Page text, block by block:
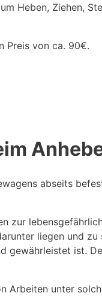
Heben, Ziehen,
Preis von ca. 90€.
abseits
zur
liegen und
gewährleistet ist.
Arbeiten unter